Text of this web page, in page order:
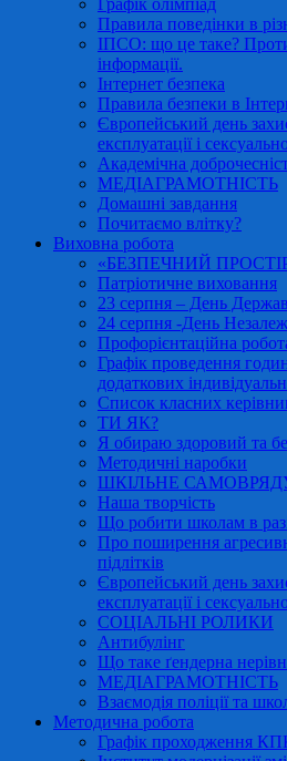
Графік олімпіад
Правила поведінки в
ІПСО: що це таке?
інформації.
Інтернет безпека
Правила безпеки в
Європейський день
експлуатації і
Академічна
МЕДІАГРАМОТНІСТЬ
Домашні завдання
Почитаємо влітку?
Виховна робота
«БЕЗПЕЧНИЙ
Патріотичне виховання
23 серпня – День
24 серпня -День
Профорієнтаційна
Графік проведення
додаткових
Список класних
ТИ ЯК?
Я обираю здоровий та
Методичні наробки
ШКІЛЬНЕ
Наша творчість
Що робити школам в
Про поширення
підлітків
Європейський день
експлуатації і
СОЦІАЛЬНІ РОЛИКИ
Антибулінг
Що таке ґендерна
МЕДІАГРАМОТНІСТЬ
Взаємодія поліції та
Методична робота
Графік проходження